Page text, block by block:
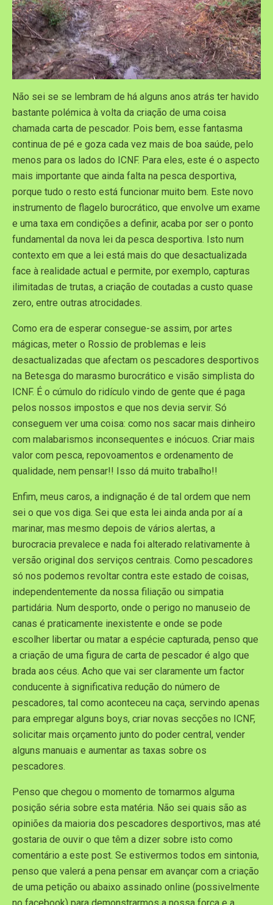
Não sei se se lembram de há alguns anos atrás ter havido
bastante polémica à volta da criação de uma coisa
chamada carta de pescador. Pois bem, esse fantasma
continua de pé e goza cada vez mais de boa saúde, pelo
menos para os lados do ICNF. Para eles, este é o aspecto
mais importante que ainda falta na pesca desportiva,
porque tudo o resto está funcionar muito bem. Este novo
instrumento de flagelo burocrático, que envolve um exame
e uma taxa em condições a definir, acaba por ser o ponto
fundamental da nova lei da pesca desportiva. Isto num
contexto em que a lei está mais do que desactualizada
face à realidade actual e permite, por exemplo, capturas
ilimitadas de trutas, a criação de coutadas a custo quase
zero, entre outras atrocidades.
Como era de esperar consegue-se assim, por artes
mágicas, meter o Rossio de problemas e leis
desactualizadas que afectam os pescadores desportivos
na Betesga do marasmo burocrático e visão simplista do
ICNF. É o cúmulo do ridículo vindo de gente que é paga
pelos nossos impostos e que nos devia servir. Só
conseguem ver uma coisa: como nos sacar mais dinheiro
com malabarismos inconsequentes e inócuos. Criar mais
valor com pesca, repovoamentos e ordenamento de
qualidade, nem pensar!! Isso dá muito trabalho!!
Enfim, meus caros, a indignação é de tal ordem que nem
sei o que vos diga. Sei que esta lei ainda anda por aí a
marinar, mas mesmo depois de vários alertas, a
burocracia prevalece e nada foi alterado relativamente à
versão original dos serviços centrais. Como pescadores
só nos podemos revoltar contra este estado de coisas,
independentemente da nossa filiação ou simpatia
partidária. Num desporto, onde o perigo no manuseio de
canas é praticamente inexistente e onde se pode
escolher libertar ou matar a espécie capturada, penso que
a criação de uma figura de carta de pescador é algo que
brada aos céus. Acho que vai ser claramente um factor
conducente à significativa redução do número de
pescadores, tal como aconteceu na caça, servindo apenas
para empregar alguns boys, criar novas secções no ICNF,
solicitar mais orçamento junto do poder central, vender
alguns manuais e aumentar as taxas sobre os
pescadores.
Penso que chegou o momento de tomarmos alguma
posição séria sobre esta matéria. Não sei quais são as
opiniões da maioria dos pescadores desportivos, mas até
gostaria de ouvir o que têm a dizer sobre isto como
comentário a este post. Se estivermos todos em sintonia,
penso que valerá a pena pensar em avançar com a criação
de uma petição ou abaixo assinado online (possivelmente